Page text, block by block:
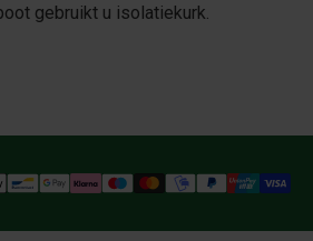
gebruikt u isolatiekurk.